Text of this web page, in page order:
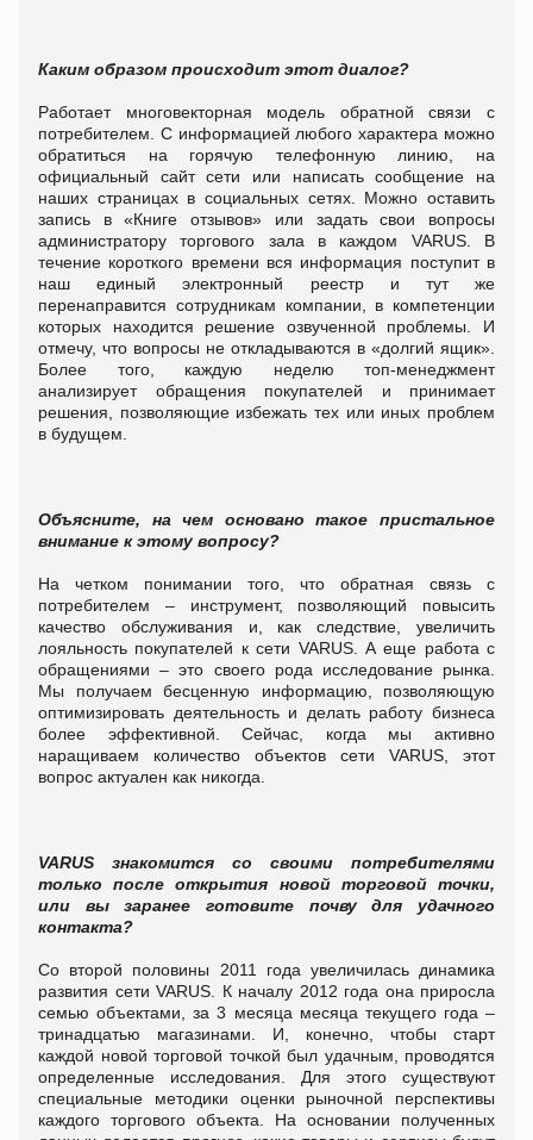
Каким образом происходит этот диалог?
Работает многовекторная модель обратной связи с
потребителем. С информацией любого характера можно
обратиться на горячую телефонную линию, на
официальный сайт сети или написать сообщение на
наших страницах в социальных сетях. Можно оставить
запись в «Книгеотзывов» или задать свои вопросы
администратору торгового зала в каждом VARUS. В
течение короткого времени вся информация поступит в
наш единый электронный реестр и тут же
перенаправится сотрудникам компании, в компетенции
которых находится решение озвученной проблемы. И
отмечу, что вопросы не откладываются в «долгий ящик».
Более того, каждую неделю топ-менеджмент
анализирует обращения покупателей и принимает
решения, позволяющие избежать тех или иных проблем
в будущем.
Объясните, на чем основано такое пристальное
внимание к этому вопросу?
На четком понимании того, что обратная связь с
потребителем – инструмент, позволяющий повысить
качество обслуживания и, как следствие, увеличить
лояльность покупателей к сети VARUS. А еще работа с
обращениями – это своего рода исследование рынка.
Мы получаем бесценную информацию, позволяющую
оптимизировать деятельность и делать работу бизнеса
более эффективной. Сейчас, когда мы активно
наращиваем количество объектов сети VARUS , этот
вопрос актуален как никогда.
VARUS знакомится со своими потребителями
только после открытия новой торговой точки,
или вы заранее готовите почву для удачного
контакта?
Со второй половины 2011 года увеличилась динамика
развития сети VARUS . К началу 2012 года она приросла
семью объектами, за 3 месяца месяца текущего года –
тринадцатью магазинами. И, конечно, чтобы старт
каждой новой торговой точкой был удачным, проводятся
определенные исследования. Для этого существуют
специальные методики оценки рыночной перспективы
каждого торгового объекта. На основании полученных